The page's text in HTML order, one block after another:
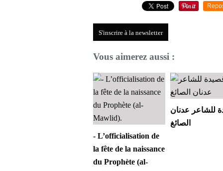
S'inscrire à la newsletter
Vous aimerez aussi :
- L’officialisation de
la fête de la naissance
du Prophète (al-
للشاعر عدنان
الصائغ